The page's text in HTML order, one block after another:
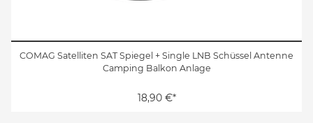
COMAG Satelliten SAT Spiegel + Single LNB Schüssel Antenne
Camping Balkon Anlage
18,90 €*